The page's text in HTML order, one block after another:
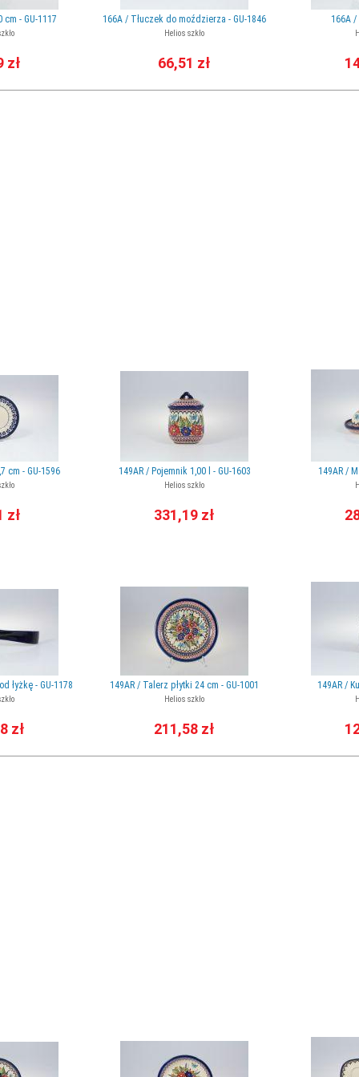
- GU-1117
zł
166A / Tłuczek do moździerza - GU-1846
Helios szkło
66,51 zł
166A /
cm - GU-1596
zł
149AR / Pojemnik 1,00 l - GU-1603
Helios szkło
331,19 zł
149AR /
łyżkę - GU-1178
zł
149AR / Talerz płytki 24 cm - GU-1001
Helios szkło
211,58 zł
149AR /